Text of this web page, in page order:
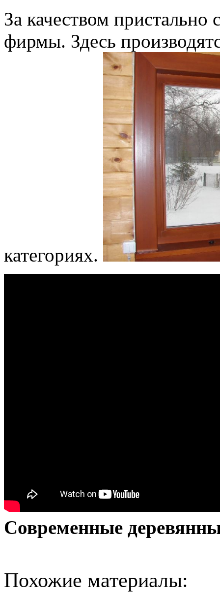
За качеством пристально
фирмы. Здесь
категориях.
Современные
Похожие материалы: